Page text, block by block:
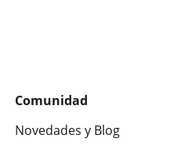
Comunidad
Novedades y Blog